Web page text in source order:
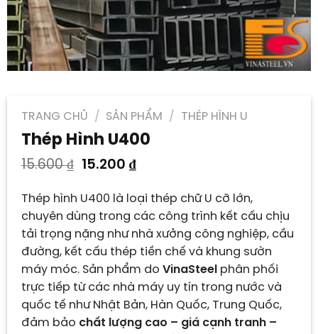
TRANG CHỦ / SẢN PHẨM / THÉP HÌNH U
Thép Hình U400
15.600₫
Giá
là:
15.600 ₫.
15.200 ₫Giá
tại
là:
15.200 ₫.
Thép hình U400 là loại thép chữ U cỡ lớn,
chuyên dùng trong các công trình kết cấu chịu
tải trọng nặng như nhà xưởng công nghiệp, cầu
đường, kết cấu thép tiền chế và khung sườn
máy móc. Sản phẩm do VinaSteel phân phối
trực tiếp từ các nhà máy uy tín trong nước và
quốc tế như Nhật Bản, Hàn Quốc, Trung Quốc,
đảm bảo chất lượng cao – giá cạnh tranh –